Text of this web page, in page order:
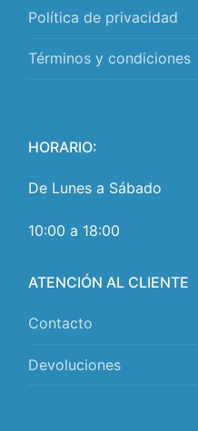
Política de privacidad
Términos y condiciones
HORARIO:
De Lunes a Sábado
10:00 a 18:00
ATENCIÓN AL CLIENTE
Contacto
Devoluciones